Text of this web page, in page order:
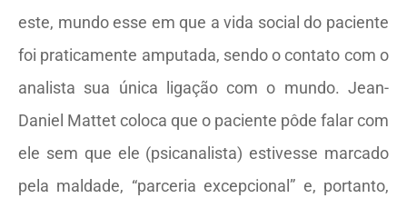
este, mundo esse em que a vida social do paciente
foi praticamente amputada, sendo o contato com o
analista sua única ligação com o mundo. Jean-
Daniel Mattet coloca que o paciente pôde falar com
ele sem que ele (psicanalista) estivesse marcado
pela maldade, “parceria excepcional” e, portanto,